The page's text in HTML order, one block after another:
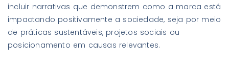
incluir narrativas que demonstrem como a marca está
impactando positivamente a sociedade, seja por meio
de práticas sustentáveis, projetos sociais ou
posicionamento em causas relevantes.